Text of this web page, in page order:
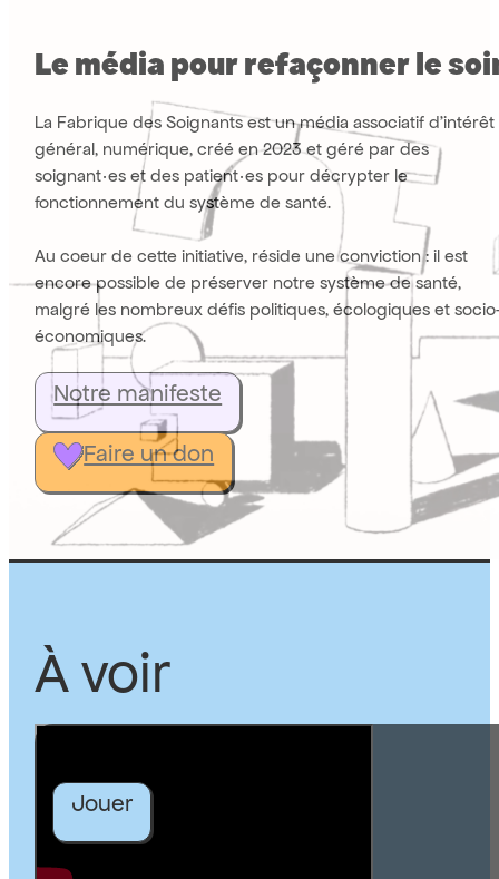
Le média pour refaçonner le
La Fabrique des Soignants est un média associatif d’intérêt
général, numérique, créé en 2023 et géré par des
soignant·es et des patient·es pour décrypter le
fonctionnement du système de santé.
Au coeur de cette initiative, réside une conviction : il est
encore possible de préserver notre système de santé,
malgré les nombreux défis politiques, écologiques et
économiques.
Notre manifeste
Faire un don
À voir
Jouer